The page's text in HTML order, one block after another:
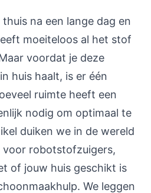
na een lange dag en
moeiteloos al het stof
voordat je deze
huis haalt, is er één
ruimte heeft een
nodig om optimaal te
duiken we in de wereld
robotstofzuigers,
of jouw huis geschikt is
We leggen